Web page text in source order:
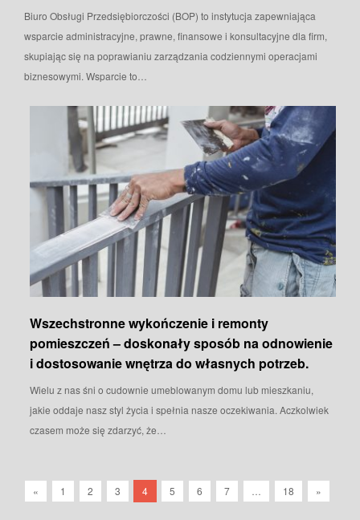
Biuro Obsługi Przedsiębiorczości (BOP) to instytucja zapewniająca
wsparcie administracyjne, prawne, finansowe i konsultacyjne dla firm,
skupiając się na poprawianiu zarządzania codziennymi operacjami
biznesowymi. Wsparcie to…
Wszechstronne wykończenie i remonty
pomieszczeń – doskonały sposób na odnowienie
i dostosowanie wnętrza do własnych potrzeb.
Wielu z nas śni o cudownie umeblowanym domu lub mieszkaniu,
jakie oddaje nasz styl życia i spełnia nasze oczekiwania. Aczkolwiek
czasem może się zdarzyć, że…
« 1 2 3 4 5 6 7 18 »